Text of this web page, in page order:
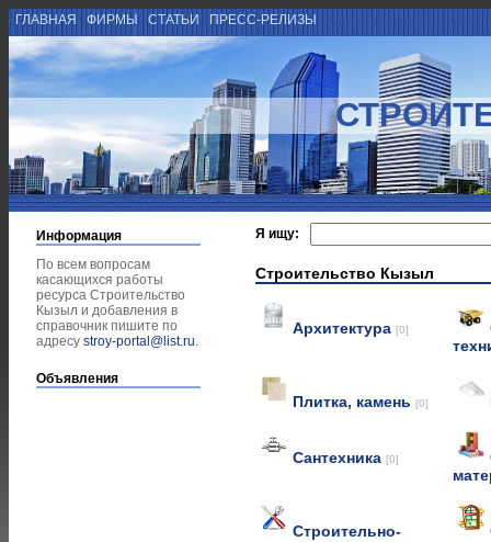
ГЛАВНАЯ ФИРМЫ СТАТЬИ ПРЕСС-РЕЛИЗЫ
Информация
По всем вопросам
касающихся работы
ресурса Строительство
Кызыл и добавления в
справочник пишите по
адресу stroy-portal@list.ru.
Объявления
Я ищу:
Строительство Кызыл
Архитектура [0]
Плитка, камень [0]
Сантехника [0]
Строительно-